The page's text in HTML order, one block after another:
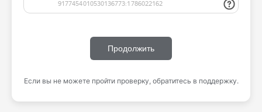
Продолжить
Если вы не можете пройти проверку, обратитесь в поддержку.